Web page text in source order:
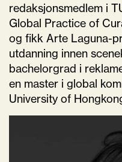
redaksjonsmedlem i
Global Practice of
og fikk Arte Laguna-
utdanning innen
bachelorgrad i
en master i global
University of